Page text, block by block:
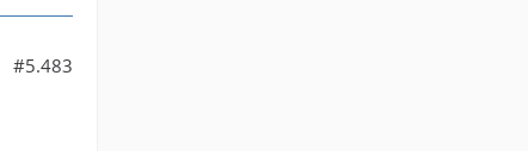
#5.483